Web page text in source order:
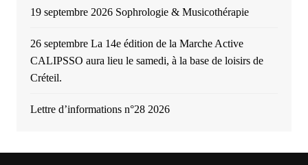
19 septembre 2026 Sophrologie & Musicothérapie
26 septembre La 14e édition de la Marche Active
CALIPSSO aura lieu le samedi, à la base de loisirs de
Créteil.
Lettre d’informations n°28 2026